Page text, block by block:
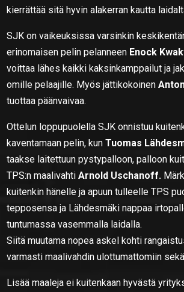
kierrättää sitä hyvin alakerran kautta
SJK on vaikeuksissa varsinkin
erinomaisen pelin pelanneen Enock
voittaa lähes kaikki kaksinkamppailut ja
omille pelaajille. Myös jättikokoinen
tuottaa päänvaivaa.
Ottelun loppupuolella SJK onnistuu
kaventamaan pelin, kunTuomas
taakse laitettuun pystypalloon, palloon
TPS:n maalivahti Arnold Uschanoff.
kuitenkin hänelle ja apuun tulleelle TPS
tepposensa ja Lähdesmäki nappaa
tuntumassa vasemmalla laidalla.
Siitä muutama nopea askel kohti
varmasti maalivahdin ulottumattomiin
Lisää maaleja ei kuitenkaan hyvästä